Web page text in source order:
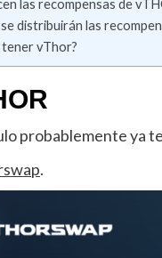
las recompensas de
distribuirán las
tener vThor?
probablemente ya
.